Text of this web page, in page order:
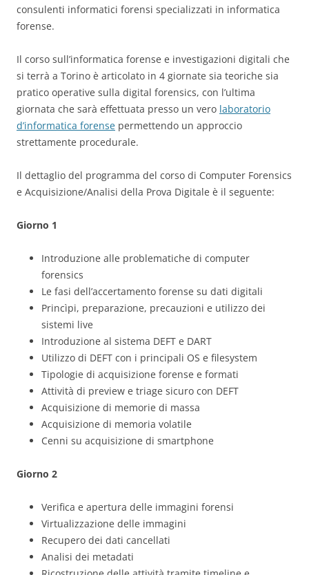
consulenti informatici forensi specializzati in informatica
forense.
Il corso sull’informatica forense e investigazioni digitali che
si terrà a Torino è articolato in 4 giornate sia teoriche sia
pratico operative sulla digital forensics, con l’ultima
giornata che sarà effettuata presso un vero laboratorio
d’informatica forense permettendo un approccio
strettamente procedurale.
Il dettaglio del programma del corso di Computer Forensics
e Acquisizione/Analisi della Prova Digitale è il seguente:
Giorno 1
Introduzione alle problematiche di computer
forensics
Le fasi dell’accertamento forense su dati digitali
Princìpi, preparazione, precauzioni e utilizzo dei
sistemi live
Introduzione al sistema DEFT e DART
Utilizzo di DEFT con i principali OS e filesystem
Tipologie di acquisizione forense e formati
Attività di preview e triage sicuro con DEFT
Acquisizione di memorie di massa
Acquisizione di memoria volatile
Cenni su acquisizione di smartphone
Giorno 2
Verifica e apertura delle immagini forensi
Virtualizzazione delle immagini
Recupero dei dati cancellati
Analisi dei metadati